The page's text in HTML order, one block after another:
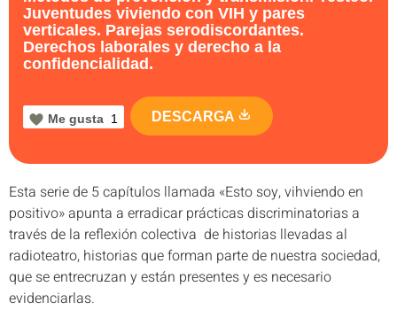
Juventudes viviendo con VIH y pares
verticales. Parejas serodiscordantes.
Derechos laborales y derecho a la
confidencialidad.
Me gusta 1 DESCARGA
Esta serie de 5 capítulos llamada «Esto soy, vihviendo en
positivo» apunta a erradicar prácticas discriminatorias a
través de la reflexión colectiva de historias llevadas al
radioteatro, historias que forman parte de nuestra sociedad,
que se entrecruzan y están presentes y es necesario
evidenciarlas.